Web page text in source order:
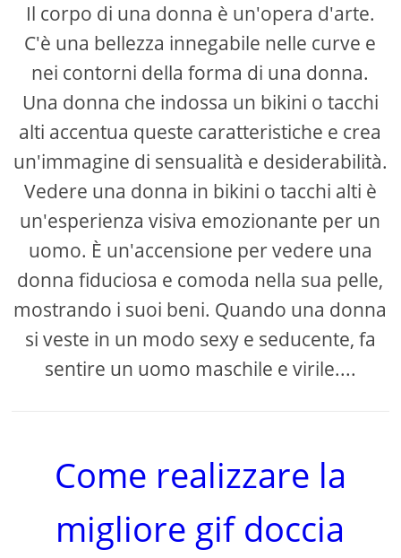
Il corpo di una donna è un'opera d'arte.
C'è una bellezza innegabile nelle curve e
nei contorni della forma di una donna.
Una donna che indossa un bikini o tacchi
alti accentua queste caratteristiche e crea
un'immagine di sensualità e desiderabilità.
Vedere una donna in bikini o tacchi alti è
un'esperienza visiva emozionante per un
uomo. È un'accensione per vedere una
donna fiduciosa e comoda nella sua pelle,
mostrando i suoi beni. Quando una donna
si veste in un modo sexy e seducente, fa
sentire un uomo maschile e virile....
Come realizzare la
migliore gif doccia